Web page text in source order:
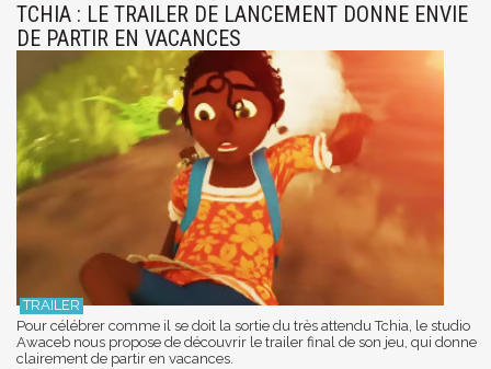
TCHIA : LE TRAILER DE LANCEMENT DONNE ENVIE
DE PARTIR EN VACANCES
Pour célébrer comme il se doit la sortie du très attendu Tchia, le studio
Awaceb nous propose de découvrir le trailer final de son jeu, qui donne
clairement de partir en vacances.